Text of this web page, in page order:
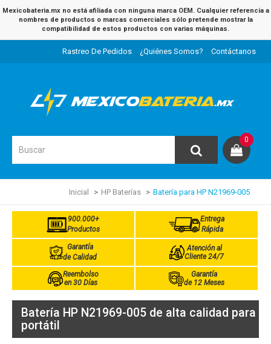
Mexicobateria.mx no está afiliada con ninguna marca OEM. Cualquier referencia a
nombres de productos o marcas comerciales sólo pretende mostrar la
compatibilidad de estos productos con varias máquinas.
Rastreo De Pedidos ¿Quiénes Somos? Contáctanos
0
Inicial HP Baterías Batería para HP N21969-005
900.000+
Productos
Entrega
Rápida
Garantía
de Calidad
Atención al
Cliente 24/7
Reembolso
en 30 Días
Garantía
de 12 Meses
Batería HP N21969-005 de alta calidad para
portátil